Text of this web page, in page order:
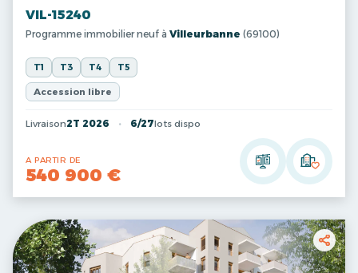
VIL-15240
Programme immobilier neuf à Villeurbanne (69100)
T1 T3 T4 T5
Accession libre
Livraison2T 2026 6/27lots dispo
A PARTIR DE
540 900 €